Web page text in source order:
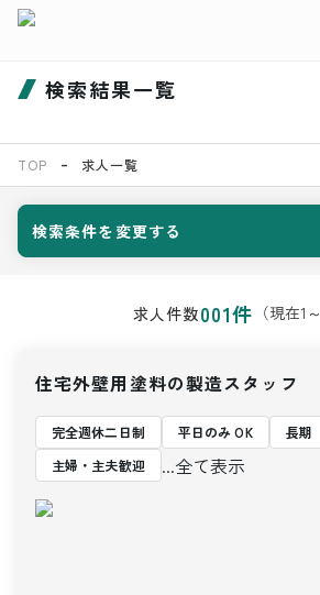
検索結果一覧
TOP 求人一覧
検索条件を変更する
求人件数001件 （現在1 ～
住宅外壁用塗料の製造スタッフ
完全週休二日制 平日のみ OK 長期
主婦・主夫歓迎
...全て表示